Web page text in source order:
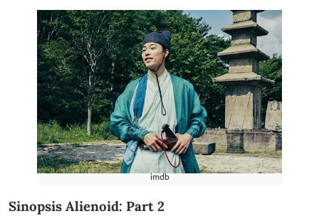
imdb
Sinopsis Alienoid: Part 2